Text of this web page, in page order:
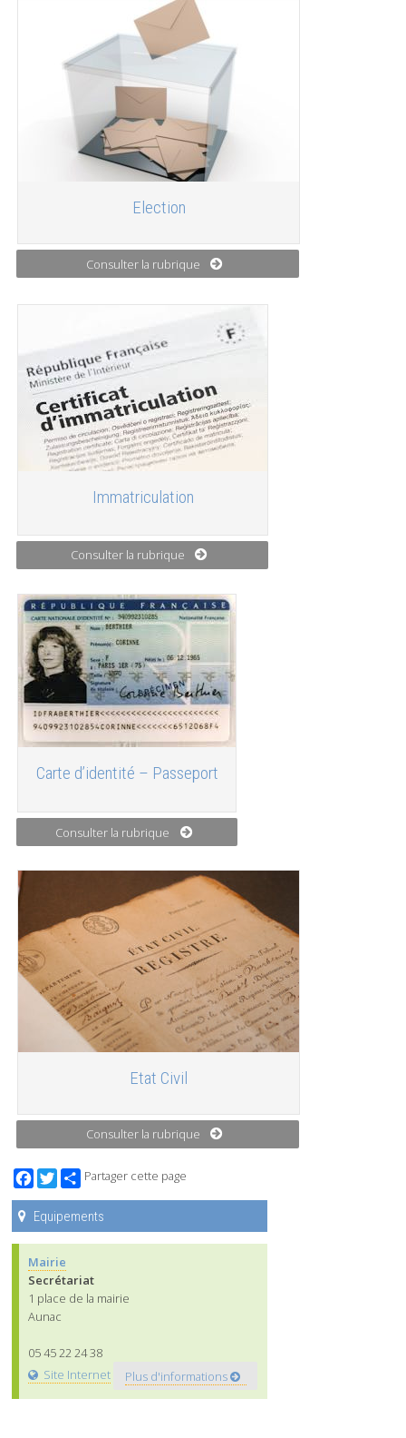
Election
Consulter la rubrique
Immatriculation
Consulter la rubrique
Carte d’identité – Passeport
Consulter la rubrique
Etat Civil
Consulter la rubrique
FacebookTwitterPartager cette page
Equipements
Mairie
Secrétariat
1 place de la mairie
Aunac
05 45 22 24 38
Site Internet
Plus d'informations